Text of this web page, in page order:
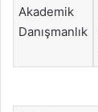
Akademik
Danışmanlık